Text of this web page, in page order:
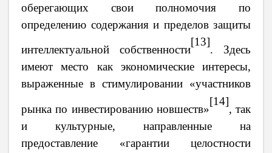
оберегающих свои полномочия по
определению содержания и пределов защиты
интеллектуальной собственности
[13]
. Здесь
имеют место как экономические интересы,
выраженные в стимулировании «участников
рынка по инвестированию новшеств»
[14]
, так
и культурные, направленные на
предоставление «гарантии целостности